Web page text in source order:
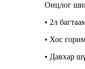
Онцлог
• 2л
• Хос
• Давхар